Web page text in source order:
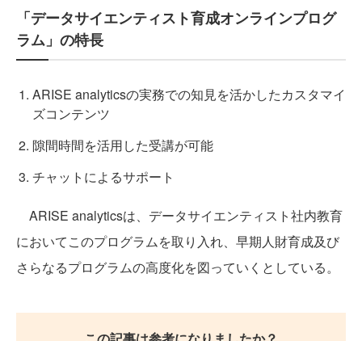
「データサイエンティスト育成オンラインプログ
ラム」の特長
ARISE analyticsの実務での知見を活かしたカスタマイ
ズコンテンツ
隙間時間を活用した受講が可能
チャットによるサポート
ARISE analyticsは、データサイエンティスト社内教育
においてこのプログラムを取り入れ、早期人財育成及び
さらなるプログラムの高度化を図っていくとしている。